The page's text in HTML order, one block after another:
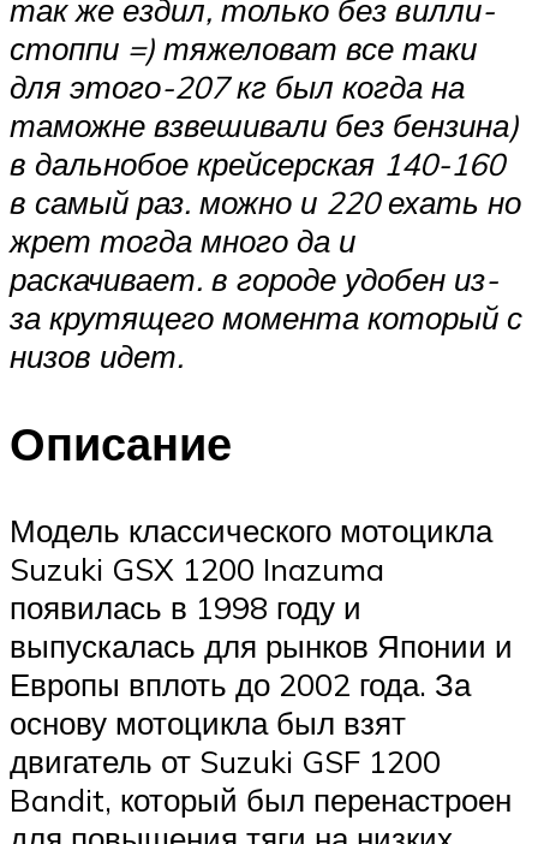
так же ездил, только без вилли-
стоппи =) тяжеловат все таки
для этого-207 кг был когда на
таможне взвешивали без бензина)
в дальнобое крейсерская 140-160
в самый раз. можно и 220 ехать но
жрет тогда много да и
раскачивает. в городе удобен из-
за крутящего момента который с
низов идет.
Описание
Модель классического мотоцикла
Suzuki GSX 1200 Inazuma
появилась в 1998 году и
выпускалась для рынков Японии и
Европы вплоть до 2002 года. За
основу мотоцикла был взят
двигатель от Suzuki GSF 1200
Bandit, который был перенастроен